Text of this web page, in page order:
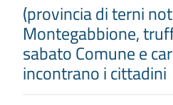
(provincia di terni
Montegabbione,
sabato Comune e
incontrano i cittadini